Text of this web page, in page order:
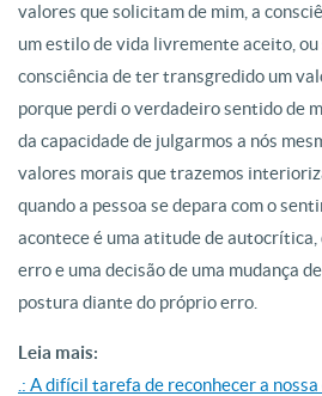
valores que solicitam de mim, a
um estilo de vida livremente aceito, ou
consciência de ter transgredido um
porque perdi o verdadeiro sentido de
da capacidade de julgarmos a nós
valores morais que trazemos
quando a pessoa se depara com o
acontece é uma atitude de autocrítica,
erro e uma decisão de uma mudança
postura diante do próprio erro.
Leia mais:
.: A difícil tarefa de reconhecer a